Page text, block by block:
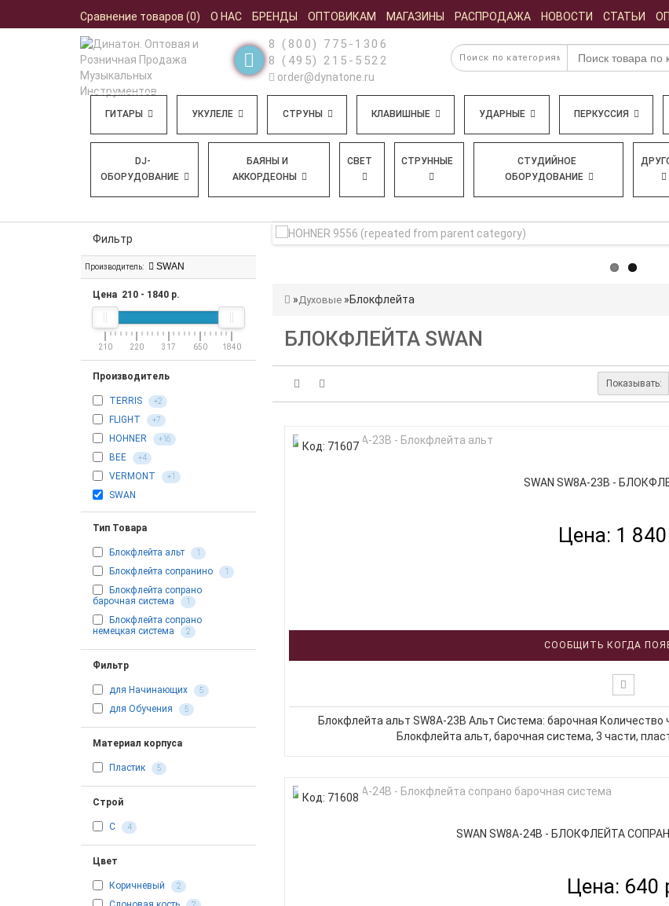
Сравнение товаров (0) О НАС БРЕНДЫ ОПТОВИКАМ МАГАЗИНЫ РАСПРОДАЖА НОВОСТИ СТАТЬИ
8 (800) 775-1306
8 (495) 215-5522
order@dynatone.ru
ГИТАРЫ УКУЛЕЛЕ СТРУНЫ КЛАВИШНЫЕ УДАРНЫЕ ПЕРКУССИЯ
DJ-
ОБОРУДОВАНИЕ
БАЯНЫ И
АККОРДЕОНЫ
СВЕТ СТРУННЫЕ
СТУДИЙНОЕ
ОБОРУДОВАНИЕ
Фильтр
Производитель: SWAN
Цена 210 - 1840 р.
210 220 317 650 1840
Производитель
TERRIS +2
FLIGHT +7
HOHNER +16
BEE +4
VERMONT +1
SWAN
Тип Товара
Блокфлейта альт 1
Блокфлейта сопранино 1
Блокфлейта сопрано
барочная система
1
Блокфлейта сопрано
немецкая система
2
Фильтр
для Начинающих 5
для Обучения 5
Материал корпуса
Пластик 5
Строй
C 4
Цвет
Коричневый 2
Духовые Блокфлейта
БЛОКФЛЕЙТА SWAN
Показывать:
Код: 71607
SWAN SW8A-23B -
Цена: 1
СООБЩИТЬ КОГДА
Блокфлейта альт SW8A-23B Альт Система: барочная Количество
Блокфлейта альт, барочная система, 3 части,
Код: 71608
SWAN SW8A-24B - БЛОКФЛЕЙТА
Цена: 640